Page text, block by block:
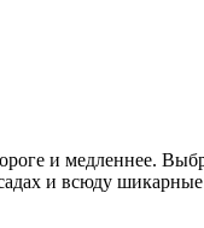
и медленнее.
и всюду